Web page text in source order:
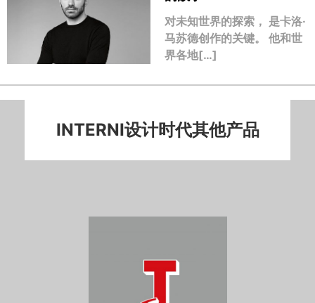
对未知世界的探索， 是卡洛·
马苏德创作的关键。 他和世
界各地[…]
INTERNI设计时代其他产品